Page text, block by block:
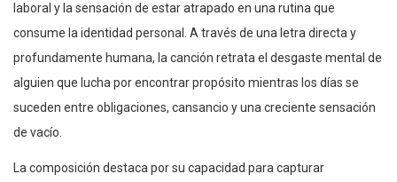
laboral y la sensación de estar atrapado en una rutina que
consume la identidad personal. A través de una letra directa y
profundamente humana, la canción retrata el desgaste mental de
alguien que lucha por encontrar propósito mientras los días se
suceden entre obligaciones, cansancio y una creciente sensación
de vacío.
La composición destaca por su capacidad para capturar